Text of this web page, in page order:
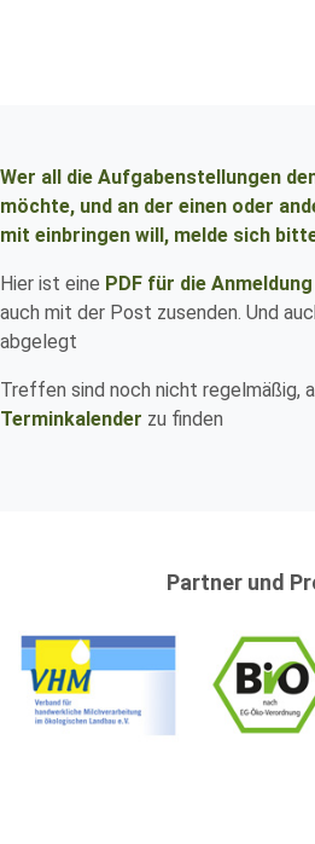
Wer all die Aufgabenstellungen
möchte, und an der einen oder
mit einbringen will, melde sich
Hier ist eine PDF für die Anmeldung
auch mit der Post zusenden. Und
abgelegt
Treffen sind noch nicht regelmäßig,
Terminkalender zu finden
Partner und